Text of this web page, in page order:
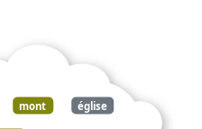
mont église